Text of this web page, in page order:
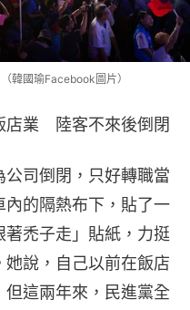
韓國瑜Facebook圖片）
業　陸客不來後倒閉
司倒閉，只好轉職當
的隔熱布下，貼了一
禿子走」貼紙，力挺
說，自己以前在飯店
這兩年來，民進黨全